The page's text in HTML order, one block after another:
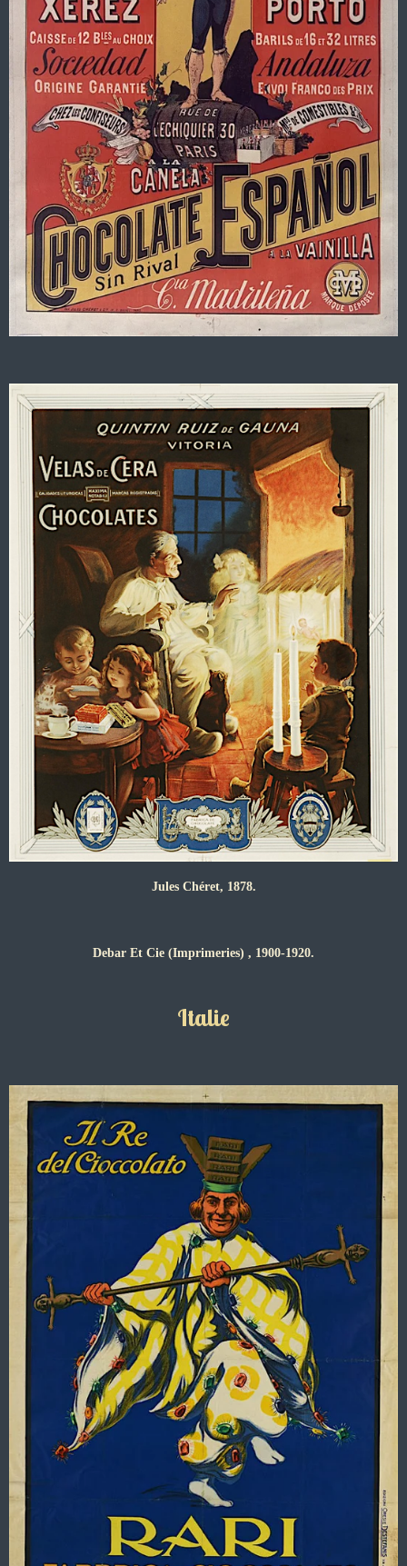
Jules Chéret, 1878.
Debar Et Cie (Imprimeries) , 1900-1920.
Italie